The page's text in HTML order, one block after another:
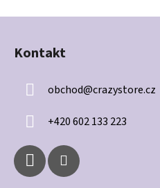
Z
Kontakt
obchod@crazystore.cz
+420 602 133 223